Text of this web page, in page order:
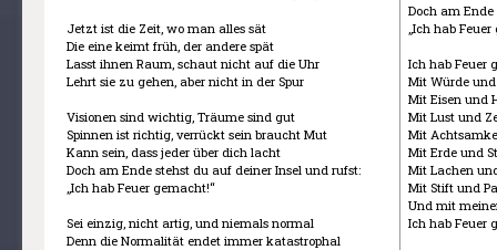
Jetzt ist die Zeit, wo man alles sät
Die eine keimt früh, der andere spät
Lasst ihnen Raum, schaut nicht auf die Uhr
Lehrt sie zu gehen, aber nicht in der Spur
Visionen sind wichtig, Träume sind gut
Spinnen ist richtig, verrückt sein braucht Mut
Kann sein, dass jeder über dich lacht
Doch am Ende stehst du auf deiner Insel und rufst:
„Ich hab Feuer gemacht!“
Sei einzig, nicht artig, und niemals normal
Denn die Normalität endet immer katastrophal
Doch am
„Ich hab
Ich hab Feuer
Mit Würde
Mit Eisen und
Mit Lust und
Mit
Mit Erde und
Mit Lachen
Mit Stift und
Und mit
Ich hab Feuer